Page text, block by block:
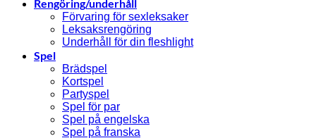
Rengöring/underhåll
Förvaring för sexleksaker
Leksaksrengöring
Underhåll för din fleshlight
Spel
Brädspel
Kortspel
Partyspel
Spel för par
Spel på engelska
Spel på franska